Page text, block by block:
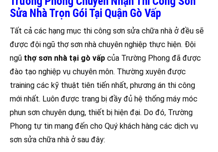
Sửa Nhà Trọn Gói Tại Quận Gò Vấp
Tất cả các hạng mục thi công sơn sửa chữa nhà ở đều sẽ
được đội ngũ thợ sơn nhà chuyên nghiệp thực hiện. Đội
ngũ thợ sơn nhà tại gò vấp của Trường Phong đã được
đào tạo nghiệp vụ chuyên môn. Thường xuyên được
training các kỹ thuật tiên tiến nhất, phương án thi công
mới nhất. Luôn được trang bị đầy đủ hệ thống máy móc
phun sơn chuyên dụng, thiết bị hiện đại. Do đó, Trường
Phong tự tin mang đến cho Quý khách hàng các dịch vụ
sơn sửa chữa nhà ở sau đây: